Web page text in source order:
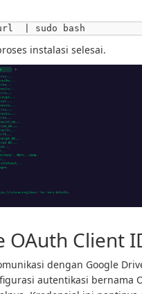
| sudo bash
instalasi selesai.
OAuth Client
dengan Google
autentikasi bernama